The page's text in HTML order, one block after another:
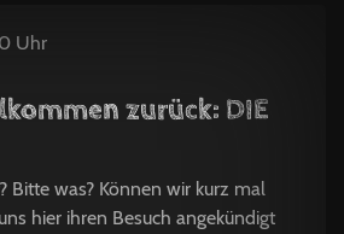
Uhr
zurück: DIE
Bitte was? Können wir kurz mal
hier ihren Besuch angekündigt